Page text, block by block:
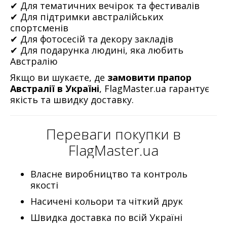
✔ Для тематичних вечірок та фестивалів
✔ Для підтримки австралійських
спортсменів
✔ Для фотосесій та декору закладів
✔ Для подарунка людині, яка любить
Австралію
Якщо ви шукаєте, де замовити прапор
Австралії в Україні, FlagMaster.ua гарантує
якість та швидку доставку.
Переваги покупки в
FlagMaster.ua
Власне виробництво та контроль
якості
Насичені кольори та чіткий друк
Швидка доставка по всій Україні